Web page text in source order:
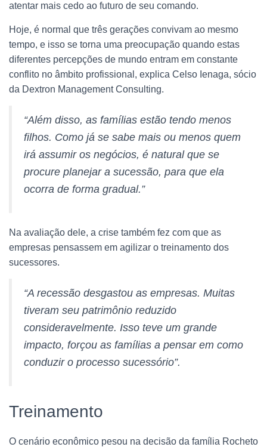
atentar mais cedo ao futuro de seu comando.
Hoje, é normal que três gerações convivam ao mesmo
tempo, e isso se torna uma preocupação quando estas
diferentes percepções de mundo entram em constante
conflito no âmbito profissional, explica Celso Ienaga, sócio
da Dextron Management Consulting.
“Além disso, as famílias estão tendo menos
filhos. Como já se sabe mais ou menos quem
irá assumir os negócios, é natural que se
procure planejar a sucessão, para que ela
ocorra de forma gradual.”
Na avaliação dele, a crise também fez com que as
empresas pensassem em agilizar o treinamento dos
sucessores.
“A recessão desgastou as empresas. Muitas
tiveram seu patrimônio reduzido
consideravelmente. Isso teve um grande
impacto, forçou as famílias a pensar em como
conduzir o processo sucessório”.
Treinamento
O cenário econômico pesou na decisão da família Rocheto